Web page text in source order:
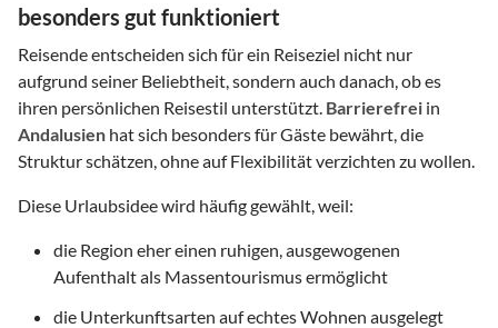
besonders gut funktioniert
Reisende entscheiden sich für ein Reiseziel nicht nur
aufgrund seiner Beliebtheit, sondern auch danach, ob es
ihren persönlichen Reisestil unterstützt. Barrierefrei in
Andalusien hat sich besonders für Gäste bewährt, die
Struktur schätzen, ohne auf Flexibilität verzichten zu wollen.
Diese Urlaubsidee wird häufig gewählt, weil:
die Region eher einen ruhigen, ausgewogenen
Aufenthalt als Massentourismus ermöglicht
die Unterkunftsarten auf echtes Wohnen ausgelegt